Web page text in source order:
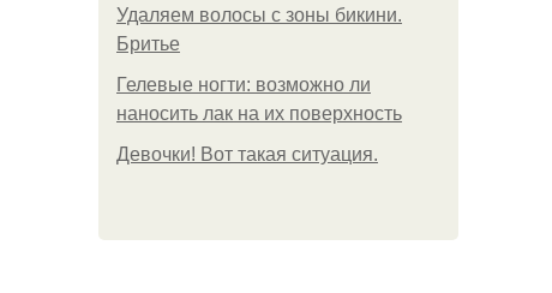
Удаляем волосы с зоны бикини.
Бритье
Гелевые ногти: возможно ли
наносить лак на их поверхность
Девочки! Вот такая ситуация.